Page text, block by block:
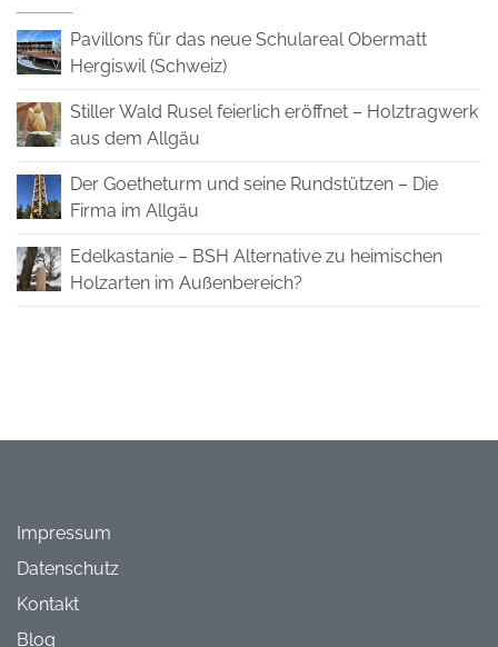
Pavillons für das neue Schulareal Obermatt
Hergiswil (Schweiz)
Stiller Wald Rusel feierlich eröffnet – Holztragwerk
aus dem Allgäu
Der Goetheturm und seine Rundstützen – Die
Firma im Allgäu
Edelkastanie – BSH Alternative zu heimischen
Holzarten im Außenbereich?
Impressum
Datenschutz
Kontakt
Blog